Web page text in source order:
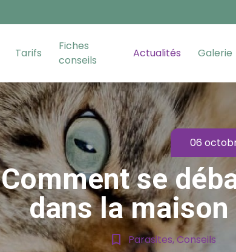
Tarifs
Fiches
conseils
Actualités Galerie
06
Comment se
dans la
bookmark_border Parasites, Conseils